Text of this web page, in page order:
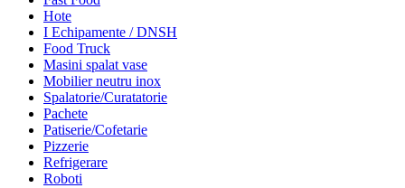
Hote
I Echipamente / DNSH
Food Truck
Masini spalat vase
Mobilier neutru inox
Spalatorie/Curatatorie
Pachete
Patiserie/Cofetarie
Pizzerie
Refrigerare
Roboti